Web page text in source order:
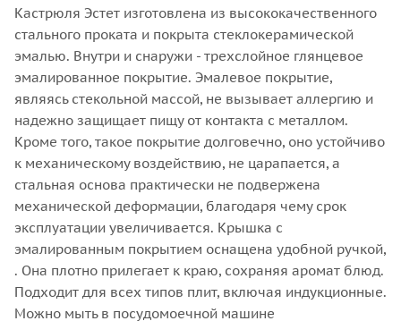
Кастрюля Эстет изготовлена из высококачественного
стального проката и покрыта стеклокерамической
эмалью. Внутри и снаружи - трехслойное глянцевое
эмалированное покрытие. Эмалевое покрытие,
являясь стекольной массой, не вызывает аллергию и
надежно защищает пищу от контакта с металлом.
Кроме того, такое покрытие долговечно, оно устойчиво
к механическому воздействию, не царапается, а
стальная основа практически не подвержена
механической деформации, благодаря чему срок
эксплуатации увеличивается. Крышка с
эмалированным покрытием оснащена удобной ручкой,
. Она плотно прилегает к краю, сохраняя аромат блюд.
Подходит для всех типов плит, включая индукционные.
Можно мыть в посудомоечной машине